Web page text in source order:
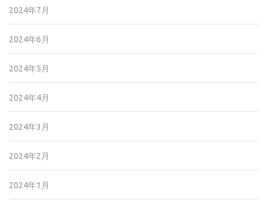
2024年7月
2024年6月
2024年5月
2024年4月
2024年3月
2024年2月
2024年1月